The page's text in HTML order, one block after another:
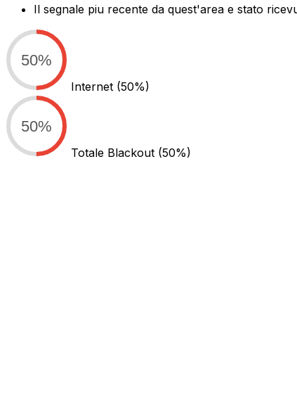
Il segnale piu recente da quest'area e stato
50%
Internet (50%)
50%
Totale Blackout (50%)